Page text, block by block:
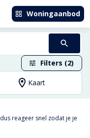
Woningaanbod
Filters (2)
Kaart
dus reageer snel zodat je je